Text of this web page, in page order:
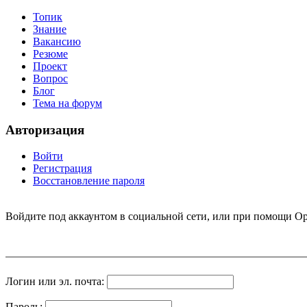
Топик
Знание
Вакансию
Резюме
Проект
Вопрос
Блог
Тема на форум
Авторизация
Войти
Регистрация
Восстановление пароля
Войдите под аккаунтом в социальной сети, или при помощи
Логин или эл. почта: